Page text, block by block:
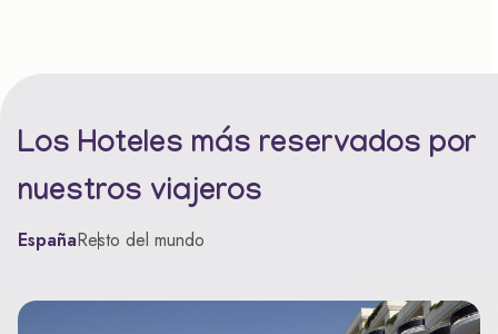
Los Hoteles más reservados por
nuestros viajeros
EspañaResto del mundo